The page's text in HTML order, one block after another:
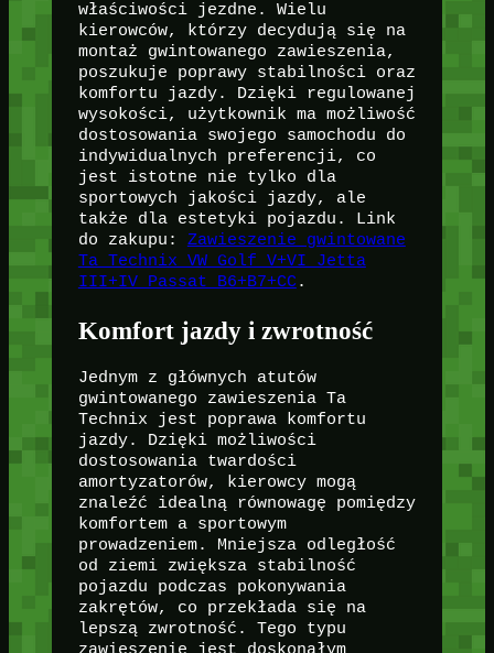
właściwości jezdne. Wielu
kierowców, którzy decydują się na
montaż gwintowanego zawieszenia,
poszukuje poprawy stabilności oraz
komfortu jazdy. Dzięki regulowanej
wysokości, użytkownik ma możliwość
dostosowania swojego samochodu do
indywidualnych preferencji, co
jest istotne nie tylko dla
sportowych jakości jazdy, ale
także dla estetyki pojazdu. Link
do zakupu: Zawieszenie gwintowane
Ta Technix VW Golf V+VI Jetta
III+IV Passat B6+B7+CC.
Komfort jazdy i zwrotność
Jednym z głównych atutów
gwintowanego zawieszenia Ta
Technix jest poprawa komfortu
jazdy. Dzięki możliwości
dostosowania twardości
amortyzatorów, kierowcy mogą
znaleźć idealną równowagę pomiędzy
komfortem a sportowym
prowadzeniem. Mniejsza odległość
od ziemi zwiększa stabilność
pojazdu podczas pokonywania
zakrętów, co przekłada się na
lepszą zwrotność. Tego typu